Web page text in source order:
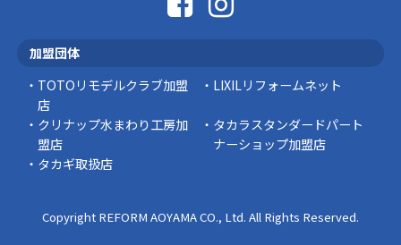
スタッフの日常
加盟団体
TOTOリモデルクラブ加盟
店
LIXILリフォームネット
クリナップ水まわり工房加
盟店
タカラスタンダードパート
ナーショップ加盟店
タカギ取扱店
Copyright REFORM AOYAMA CO., Ltd. All Rights Reserved.